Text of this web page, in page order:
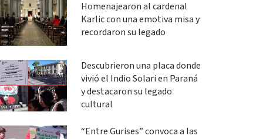
Homenajearon al cardenal
Karlic con una emotiva misa y
recordaron su legado
Descubrieron una placa donde
vivió el Indio Solari en Paraná
y destacaron su legado
cultural
“Entre Gurises” convoca a las